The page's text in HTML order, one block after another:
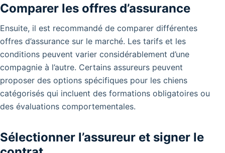
Comparer les offres d’assurance
Ensuite, il est recommandé de comparer différentes
offres d’assurance sur le marché. Les tarifs et les
conditions peuvent varier considérablement d’une
compagnie à l’autre. Certains assureurs peuvent
proposer des options spécifiques pour les chiens
catégorisés qui incluent des formations obligatoires ou
des évaluations comportementales.
Sélectionner l’assureur et signer le